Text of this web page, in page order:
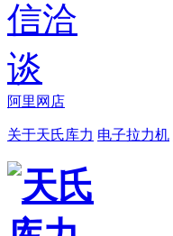
阿里网店
关于天氏库力 电子拉力机